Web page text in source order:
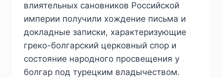
влиятельных сановников Российской
империи получили хождение письма и
докладные записки, характеризующие
греко-болгарский церковный спор и
состояние народного просвещения у
болгар под турецким владычеством.